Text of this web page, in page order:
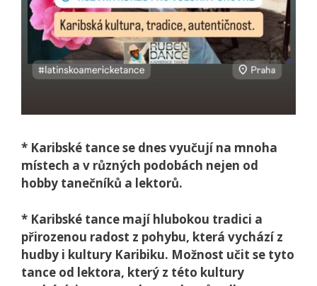
* Karibské tance se dnes vyučují na mnoha
místech a v různých podobách nejen od
hobby tanečníků a lektorů.
* Karibské tance mají hlubokou tradici a
přirozenou radost z pohybu, která vychází z
hudby i kultury Karibiku. Možnost učit se tyto
tance od lektora, který z této kultury